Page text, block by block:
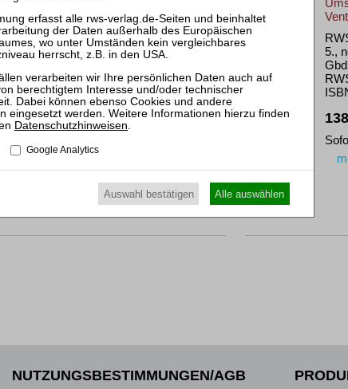
Gbd. 1558 Seiten
RWS Verlag, Köln
ISBN 978-3-8145-3015-4
189,00 €
Sofort lieferbar
mehr
5.,
NUTZUNGSBESTIMMUNGEN/AGB
Datenschutzhinweisen
Google Analytics
Auswahl bestätigen Alle auswählen